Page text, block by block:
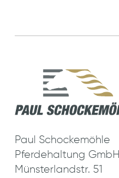
Paul Schockemöhle
Pferdehaltung GmbH
Münsterlandstr. 51